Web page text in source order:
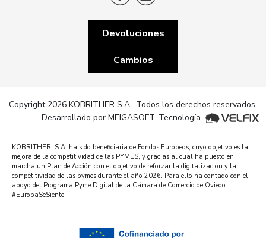
Devoluciones
Cambios
Copyright 2026 KOBRITHER S.A.. Todos los derechos reservados.
Desarrollado por MEIGASOFT. Tecnología
KOBRITHER, S.A. ha sido beneficiaria de Fondos Europeos, cuyo objetivo es la
mejora de la competitividad de las PYMES, y gracias al cual ha puesto en
marcha un Plan de Acción con el objetivo de reforzar la digitalización y la
competitividad de las pymes durante el año 2026. Para ello ha contado con el
apoyo del Programa Pyme Digital de la Cámara de Comercio de Oviedo.
#EuropaSeSiente